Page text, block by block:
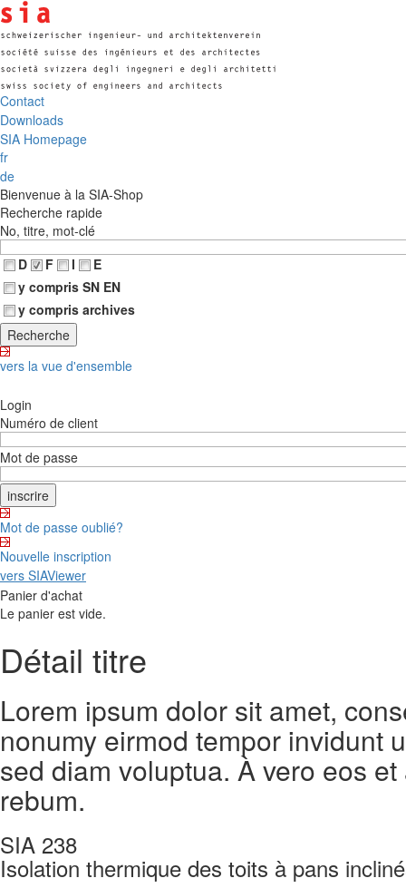
Contact
Downloads
SIA Homepage
fr
de
Bienvenue à la SIA-Shop
Recherche rapide
No, titre, mot-clé
D
F I
E
y compris SN EN
y compris archives
vers la vue d'ensemble
Login
Numéro de client
Mot de passe
Mot de passe oublié?
Nouvelle inscription
vers SIAViewer
Panier d'achat
Le panier est vide.
Détail titre
Lorem ipsum dolor sit amet,
nonumy eirmod tempor invidunt
sed diam voluptua. À vero eos
rebum.
SIA 238
Isolation thermique des toits à pans